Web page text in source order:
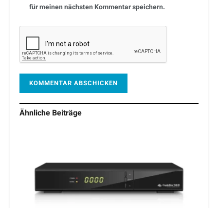
für meinen nächsten Kommentar speichern.
Ähnliche Beiträge